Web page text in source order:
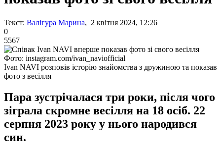
Текст: Валігура Марина, 2 квітня 2024, 12:26
0
5567
Фото: instagram.com/ivan_naviofficial
Ivan NAVI розповів історію знайомства з дружиною та показав
фото з весілля
Пара зустрічалася три роки, після чого
зіграла скромне весілля на 18 осіб. 22
серпня 2023 року у нього народився
син.